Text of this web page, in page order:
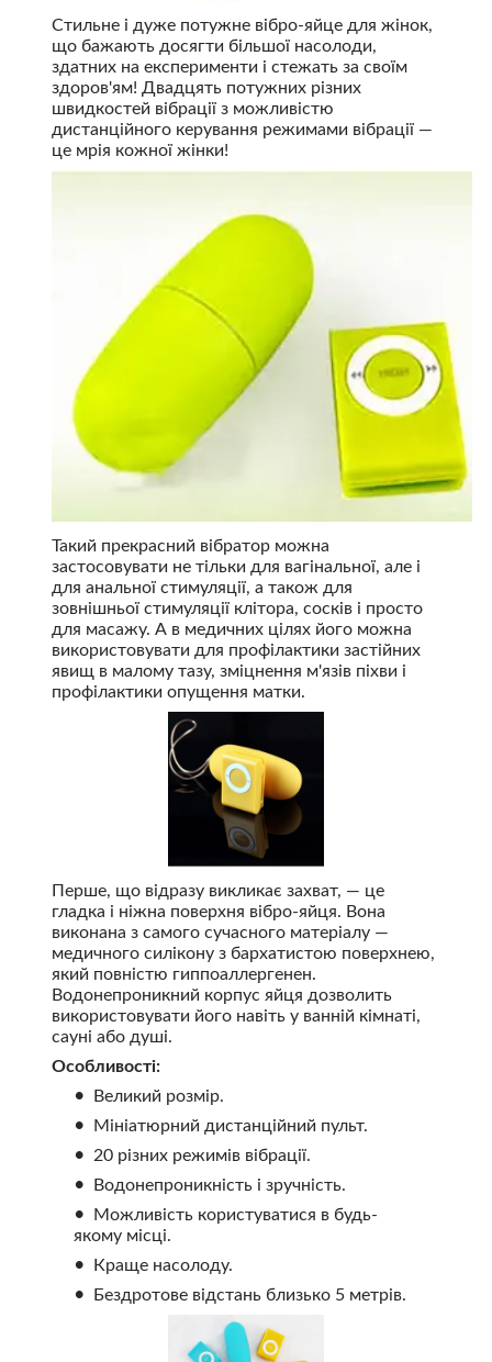
Стильне і дуже потужне вібро-яйце для жінок,
що бажають досягти більшої насолоди,
здатних на експерименти і стежать за своїм
здоров'ям! Двадцять потужних різних
швидкостей вібрації з можливістю
дистанційного керування режимами вібрації —
це мрія кожної жінки!
Такий прекрасний вібратор можна
застосовувати не тільки для вагінальної, але і
для анальної стимуляції, а також для
зовнішньої стимуляції клітора, сосків і просто
для масажу. А в медичних цілях його можна
використовувати для профілактики застійних
явищ в малому тазу, зміцнення м'язів піхви і
профілактики опущення матки.
Перше, що відразу викликає захват, — це
гладка і ніжна поверхня вібро-яйця. Вона
виконана з самого сучасного матеріалу —
медичного силікону з бархатистою поверхнею,
який повністю гиппоаллергенен.
Водонепроникний корпус яйця дозволить
використовувати його навіть у ванній кімнаті,
сауні або душі.
Особливості:
Великий розмір.
Мініатюрний дистанційний пульт.
20 різних режимів вібрації.
Водонепроникність і зручність.
Можливість користуватися в будь-
якому місці.
Краще насолоду.
Бездротове відстань близько 5 метрів.